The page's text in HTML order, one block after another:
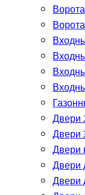
Двери
Двери
Двери
Двери
Двери